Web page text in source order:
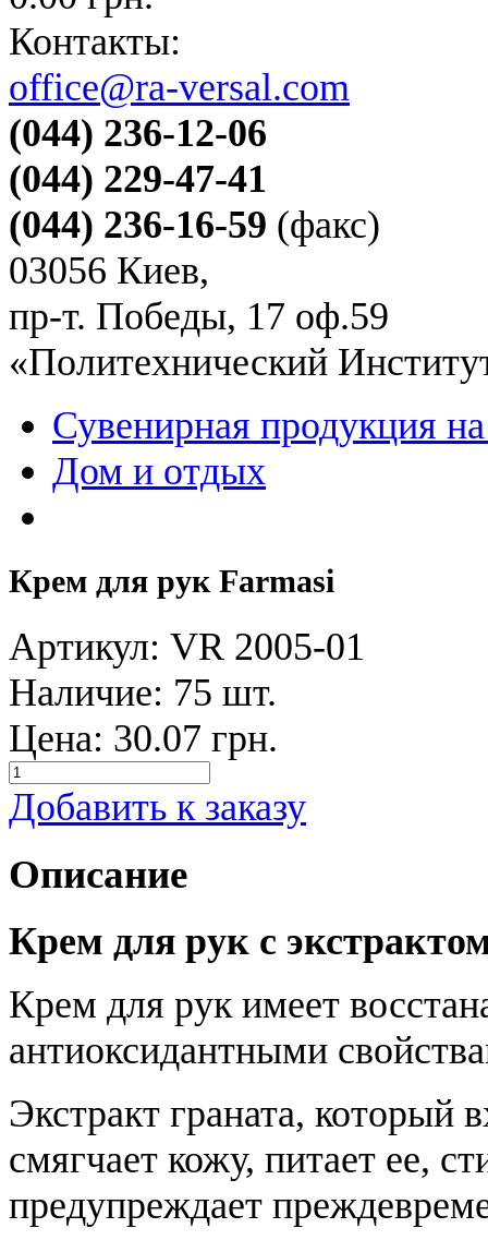
Контакты:
office@ra-versal.com
(044) 236-12-06
(044) 229-47-41
(044) 236-16-59 (факс)
03056 Киев,
пр-т. Победы, 17 оф.59
«Политехнический
Сувенирная продукция
Дом и отдых
Крем для рук Farmasi
Артикул: VR 2005-01
Наличие: 75 шт.
Цена: 30.07 грн.
Добавить к заказу
Описание
Крем для рук с
Крем для рук имеет
антиоксидантными
Экстракт граната, который
смягчает кожу, питает ее,
предупреждает